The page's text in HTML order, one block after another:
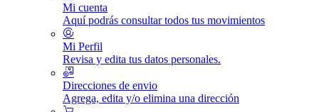
Mi cuenta
Aquí podrás consultar todos tus movimientos
Mi Perfil
Revisa y edita tus datos personales.
Direcciones de envio
Agrega, edita y/o elimina una dirección